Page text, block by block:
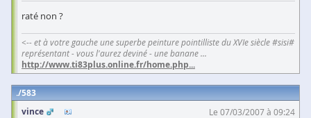
raté non ?
<-- et à votre gauche une superbe peinture pointilliste du XVIe siècle #sisi#
représentant - vous l'aurez deviné - une banane ...
http://www.ti83plus.online.fr/home.php...
583
vince
Le 07/03/2007 à 09:24